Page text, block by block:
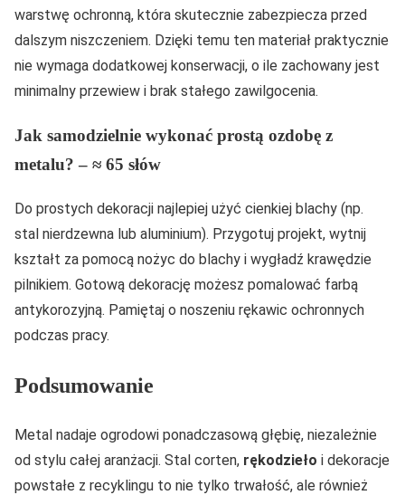
warstwę ochronną, która skutecznie zabezpiecza przed
dalszym niszczeniem. Dzięki temu ten materiał praktycznie
nie wymaga dodatkowej konserwacji, o ile zachowany jest
minimalny przewiew i brak stałego zawilgocenia.
Jak samodzielnie wykonać prostą ozdobę z
metalu? – ≈ 65 słów
Do prostych dekoracji najlepiej użyć cienkiej blachy (np.
stal nierdzewna lub aluminium). Przygotuj projekt, wytnij
kształt za pomocą nożyc do blachy i wygładź krawędzie
pilnikiem. Gotową dekorację możesz pomalować farbą
antykorozyjną. Pamiętaj o noszeniu rękawic ochronnych
podczas pracy.
Podsumowanie
Metal nadaje ogrodowi ponadczasową głębię, niezależnie
od stylu całej aranżacji. Stal corten, rękodzieło i dekoracje
powstałe z recyklingu to nie tylko trwałość, ale również